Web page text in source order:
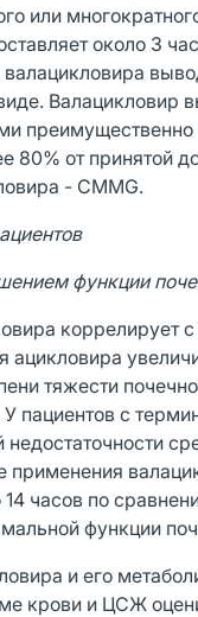
или
около 3
валацикловира
Валацикловир
преимущественно
80% от принятой
- CMMG.
функции
коррелирует
ацикловира
тяжести
У пациентов с
недостаточности
применения
14 часов по
функции
и его
крови и ЦСЖ